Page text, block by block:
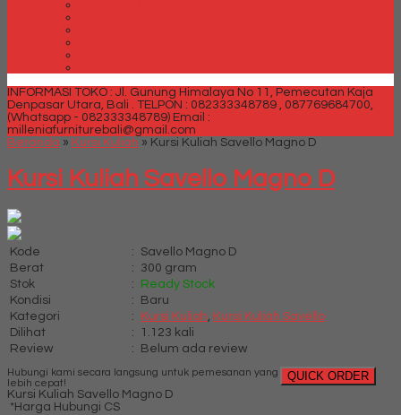
INFORMASI TOKO : Jl. Gunung Himalaya No 11, Pemecutan Kaja
Denpasar Utara, Bali . TELPON : 082333348789 , 087769684700,
(Whatsapp - 082333348789) Email :
milleniafurniturebali@gmail.com
Beranda » Kursi Kuliah » Kursi Kuliah Savello Magno D
Kursi Kuliah Savello Magno D
Kode :
Savello Magno D
Berat
:
300 gram
Stok
:
Ready Stock
Kondisi
:
Baru
Kategori
: Kursi Kuliah Kursi Kuliah Savello
Dilihat
:
1.123 kali
Review
: Belum ada review
QUICK ORDER
Hubungi kami secara langsung untuk pemesanan yang
lebih cepat!
Kursi Kuliah Savello Magno D
*Harga Hubungi CS